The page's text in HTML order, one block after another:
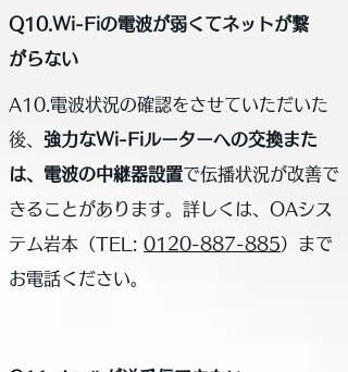
Q10.Wi-Fiの電波が弱くてネットが繋
がらない
A10.電波状況の確認をさせていただいた
後、 強力なWi-Fiルーターへの交換また
は、電波の中継器設置で伝播状況が改善で
きることがあります。詳しくは、OAシス
テム岩本（TEL: 0120-887-885）まで
お電話ください。